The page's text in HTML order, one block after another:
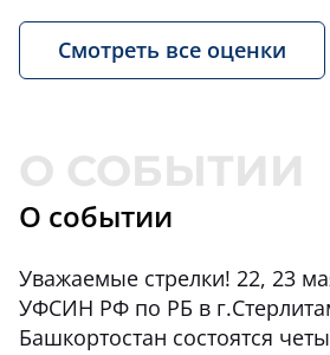
Смотреть все оценки
О событии
Уважаемые стрелки! 22, 23
УФСИН РФ по РБ в
Башкортостан состоятся